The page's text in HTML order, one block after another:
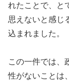
れたことで、と
思えないと感じ
込まれました。
この一件では、
性がないことは